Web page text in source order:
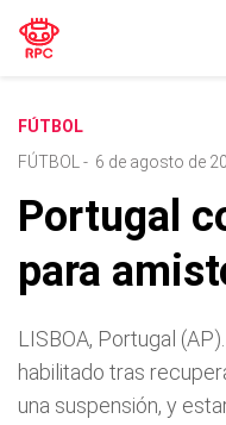
FÚTBOL
FÚTBOL
- 6 de agosto de
Portugal
para
LISBOA, Portugal
habilitado tras
una suspensión, y